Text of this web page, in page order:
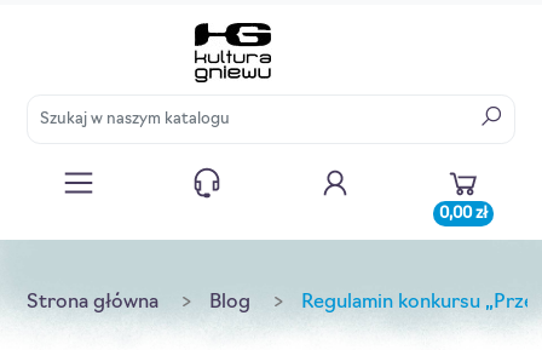
0,00 zł
Strona główna Blog Regulamin konkursu